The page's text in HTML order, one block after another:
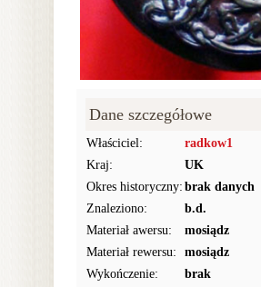
Dane szczegółowe
Właściciel:
radkow1
Kraj:
UK
Okres historyczny: brak danych
Znaleziono:
b.d.
Materiał awersu:
mosiądz
Materiał rewersu:
mosiądz
Wykończenie:
brak